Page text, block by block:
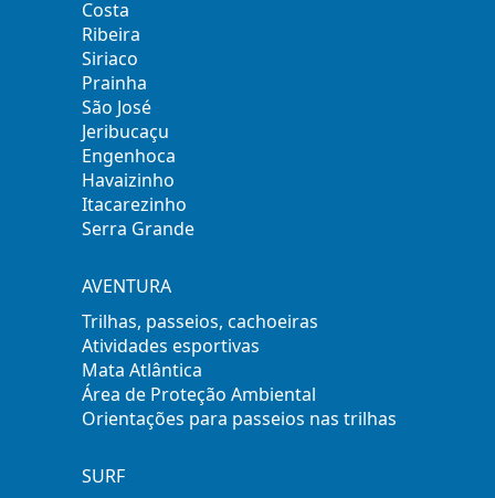
Costa
Ribeira
Siriaco
Prainha
São José
Jeribucaçu
Engenhoca
Havaizinho
Itacarezinho
Serra Grande
AVENTURA
Trilhas, passeios, cachoeiras
Atividades esportivas
Mata Atlântica
Área de Proteção Ambiental
Orientações para passeios nas trilhas
SURF